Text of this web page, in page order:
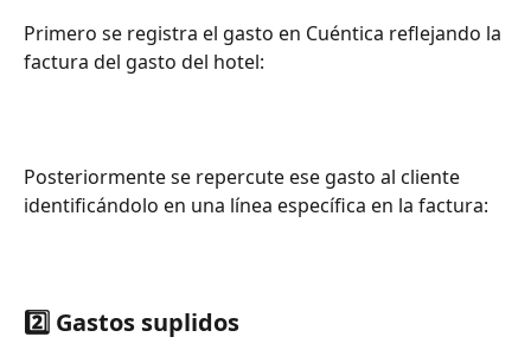
​Primero se registra el gasto en Cuéntica reflejando la
factura del gasto del hotel:
Posteriormente se repercute ese gasto al cliente
identificándolo en una línea específica en la factura:
2️⃣ Gastos suplidos